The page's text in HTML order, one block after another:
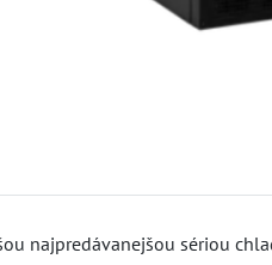
najpredávanejšou sériou